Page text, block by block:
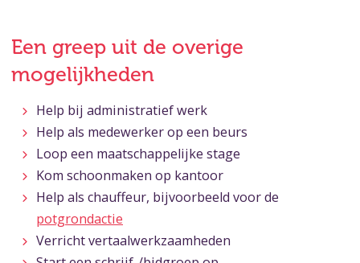
Een greep uit de overige
mogelijkheden
Help bij administratief werk
Help als medewerker op een beurs
Loop een maatschappelijke stage
Kom schoonmaken op kantoor
Help als chauffeur, bijvoorbeeld voor de
potgrondactie
Verricht vertaalwerkzaamheden